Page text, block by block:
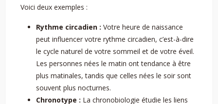
Voici deux exemples :
Rythme circadien : Votre heure de naissance
peut influencer votre rythme circadien, c’est-à-dire
le cycle naturel de votre sommeil et de votre éveil.
Les personnes nées le matin ont tendance à être
plus matinales, tandis que celles nées le soir sont
souvent plus nocturnes.
Chronotype : La chronobiologie étudie les liens